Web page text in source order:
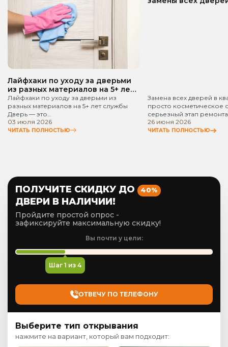
Лайфхаки по уходу за дверьми
из разных материалов на 5+ лет
службы
Лайфхаки по уходу за дверьми из
разных материалов на 5+ лет службы
Дверь — это…
03 июля 2026
ЧИТАТЬ ПОЛНОСТЬЮ
Замена всех дверей в
просто косметическое
серьезный этап
26 июня 2026
ЧИТАТЬ ПОЛНОСТЬЮ
ПОЛУЧИТЕ СКИДКУ ДО 40%
ДВЕРИ В НАЛИЧИИ!
Пройдите простой опрос -
зафиксируйте максимальную скидку!
Вы почти у цели:
Шаг 1 из 4
ОТВЕЧУ ПО ТЕЛЕФОНУ
Выберите тип открывания
нажмите на вариант, который вам подходит: